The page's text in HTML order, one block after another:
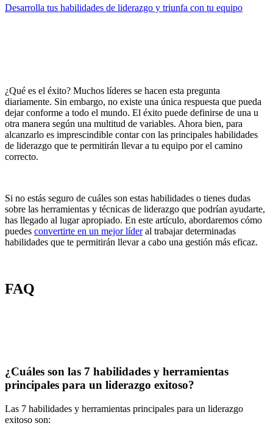
Desarrolla tus habilidades de liderazgo y triunfa con tu equipo
¿Qué es el éxito? Muchos líderes se hacen esta pregunta
diariamente. Sin embargo, no existe una única respuesta que pueda
dejar conforme a todo el mundo. El éxito puede definirse de una u
otra manera según una multitud de variables. Ahora bien, para
alcanzarlo es imprescindible contar con las principales habilidades
de liderazgo que te permitirán llevar a tu equipo por el camino
correcto.
Si no estás seguro de cuáles son estas habilidades o tienes dudas
sobre las herramientas y técnicas de liderazgo que podrían ayudarte,
has llegado al lugar apropiado. En este artículo, abordaremos cómo
puedes convertirte en un mejor líderal trabajar determinadas
habilidades que te permitirán llevar a cabo una gestión más eficaz.
FAQ
¿Cuáles son las 7 habilidades y herramientas
principales para un liderazgo exitoso?
Las 7 habilidades y herramientas principales para un liderazgo
exitoso son: